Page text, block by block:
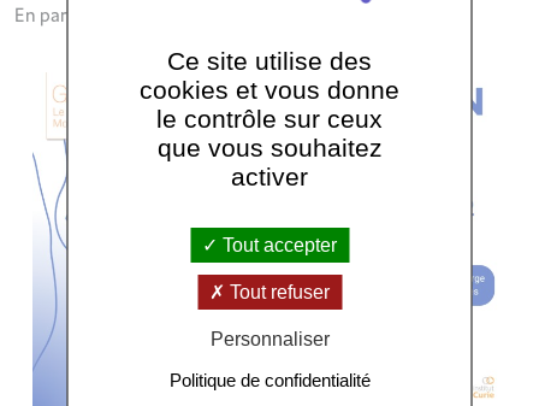
En partenariat avec l’
Ce site utilise des
cookies et vous donne
le contrôle sur ceux
que vous souhaitez
activer
Tout accepter
Tout refuser
Personnaliser
Politique de confidentialité